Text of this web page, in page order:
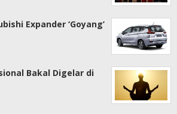
Expander ‘Goyang’
Bakal Digelar di